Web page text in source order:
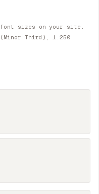
font sizes on your site.
Third), 1.250